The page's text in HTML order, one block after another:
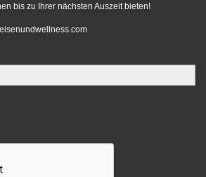
bis zu Ihrer nächsten Auszeit bieten!